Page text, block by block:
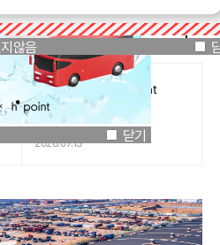
닫기
않음
지사항
도심공항리무진 x H.Point
할인쿠폰 이벤트
2026.07.13